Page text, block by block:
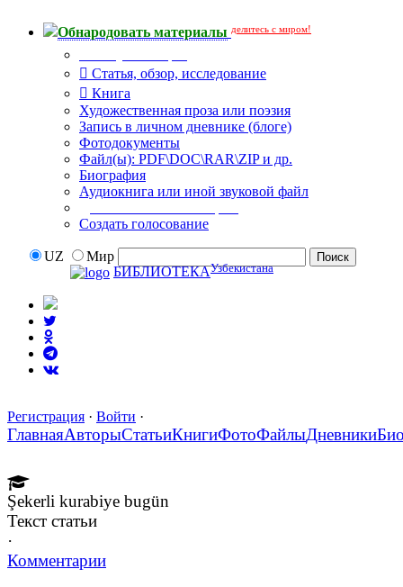
Обнародовать материалы делитесь с миром!
Статья, обзор, исследование
Книга
Художественная проза или поэзия
Запись в личном дневнике (блоге)
Фотодокументы
Файл(ы): PDF\DOC\RAR\ZIP и др.
Биография
Аудиокнига или иной звуковой файл
Создать голосование
UZ
Мир
БИБЛИОТЕКАУзбекистана
Регистрация · Войти ·
ГлавнаяАвторыСтатьиКнигиФотоФайлыДневники
Şekerli kurabiye bugün
Текст статьи
·
Комментарии